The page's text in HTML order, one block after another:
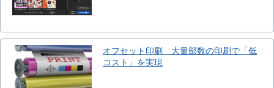
オフセット印刷 大量部数の印刷で「低
コスト」を実現